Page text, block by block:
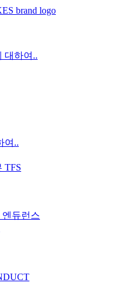
대하여..
여..
TFS
엔듀런스